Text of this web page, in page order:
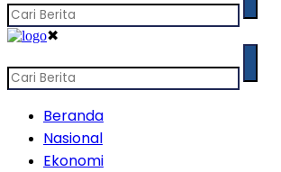
✖
Beranda
Nasional
Ekonomi